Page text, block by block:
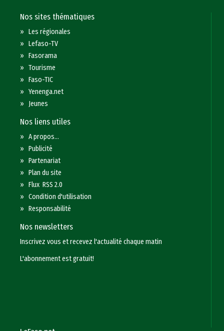
Nos sites thématiques
»Les régionales
»Lefaso-TV
»Fasorama
»Tourisme
»Faso-TIC
»Yenenga.net
» Jeunes
Nos liens utiles
»A propos...
»Publicité
»Partenariat
»Plan du site
»Flux RSS 2.0
»Condition d'utilisation
»Responsabilité
Nos newsletters
Inscrivez vous et recevez l'actualité chaque matin
L'abonnement est gratuit!